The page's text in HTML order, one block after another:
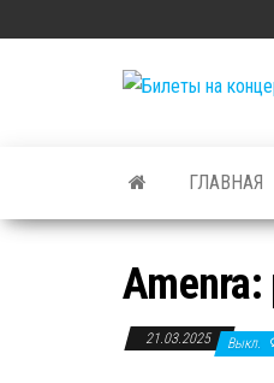
ГЛАВНАЯ
21.03.2025 Выкл.